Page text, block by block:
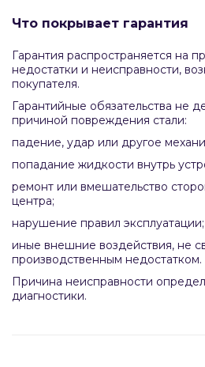
Что покрывает гарантия
Гарантия распространяется на
недостатки и неисправности,
покупателя.
Гарантийные обязательства не
причиной повреждения стали:
падение, удар или другое
попадание жидкости внутрь
ремонт или вмешательство
центра;
нарушение правил эксплуатации;
иные внешние воздействия, не
производственным недостатком.
Причина неисправности
диагностики.